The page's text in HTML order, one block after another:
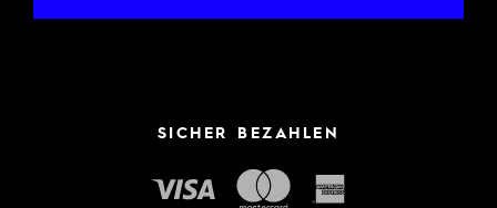
SICHER BEZAHLEN